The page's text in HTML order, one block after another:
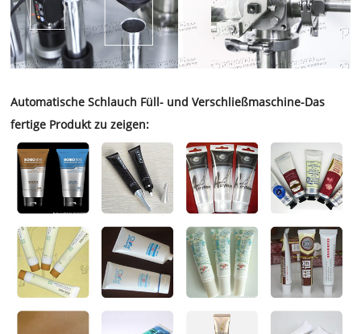
Automatische Schlauch Füll- und Verschließmaschine-Das
fertige Produkt zu zeigen: